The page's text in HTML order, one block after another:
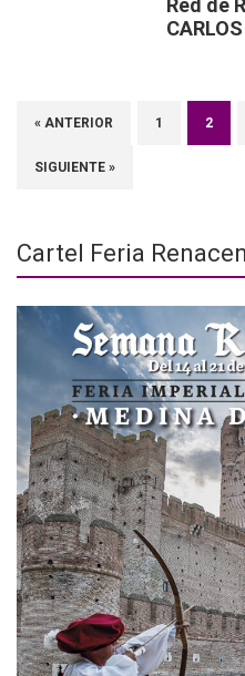
Red de
« ANTERIOR 1 2
SIGUIENTE »
Cartel Feria